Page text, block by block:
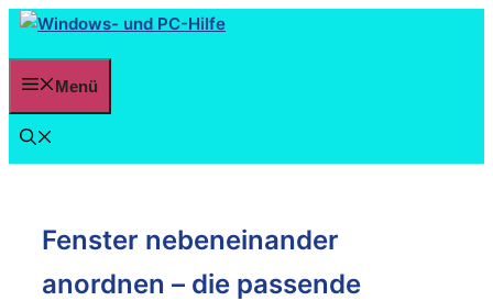
Menü
Fenster nebeneinander
anordnen – die passende